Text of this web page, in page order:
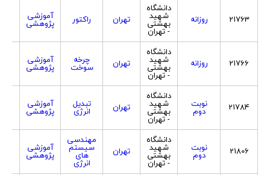
21763 روزانه
دانشگاه
شهید
بهشتی
- تهران
تهران راکتور آموزشی
پژوهشی
21766 روزانه
دانشگاه
شهید
بهشتی
- تهران
تهران چرخه
سوخت
آموزشی
پژوهشی
21784 نوبت
دوم
دانشگاه
شهید
بهشتی
- تهران
تهران تبدیل
انرژی
آموزشی
پژوهشی
21806 نوبت
دوم
دانشگاه
شهید
بهشتی
- تهران
تهران
مهندسی
سیستم
های
انرژی
آموزشی
پژوهشی